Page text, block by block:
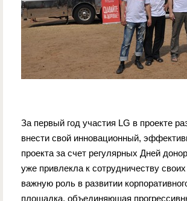
За первый год участия LG в проекте
внести свой инновационный,
проекта за счет регулярных Дней
уже привлекла к сотрудничеству
важную роль в развитии
площадка, объединяющая